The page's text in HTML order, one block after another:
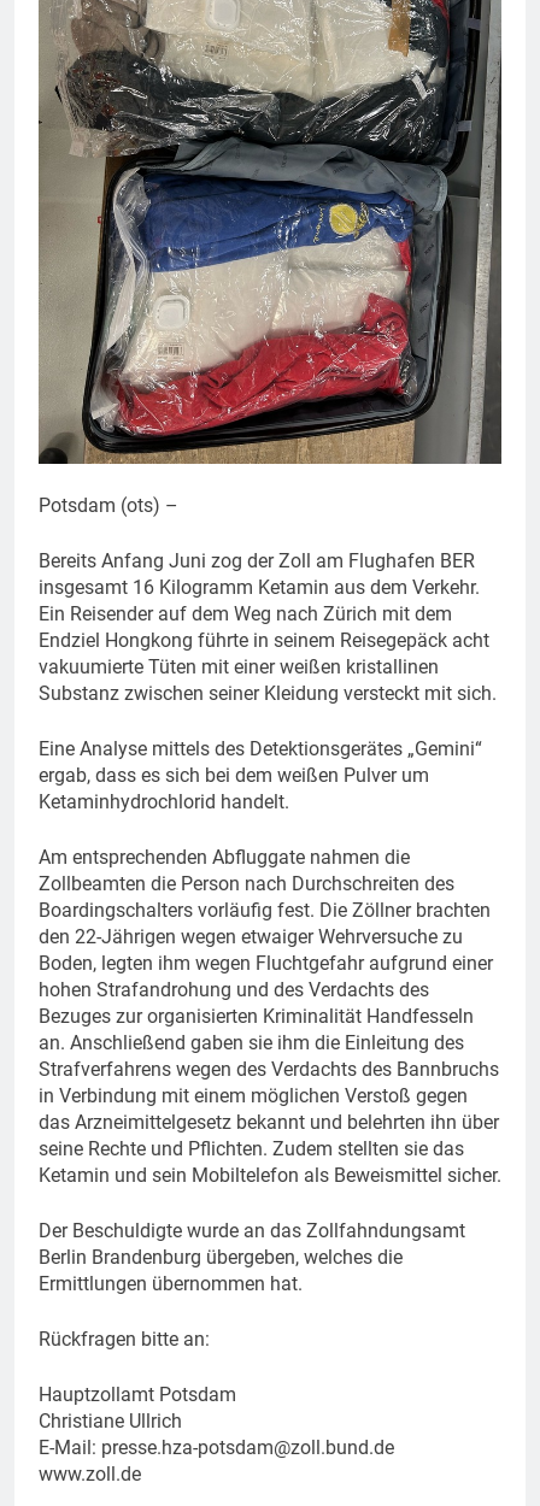
Potsdam (ots) –
Bereits Anfang Juni zog der Zoll am Flughafen BER
insgesamt 16 Kilogramm Ketamin aus dem Verkehr.
Ein Reisender auf dem Weg nach Zürich mit dem
Endziel Hongkong führte in seinem Reisegepäck acht
vakuumierte Tüten mit einer weißen kristallinen
Substanz zwischen seiner Kleidung versteckt mit sich.
Eine Analyse mittels des Detektionsgerätes „Gemini“
ergab, dass es sich bei dem weißen Pulver um
Ketaminhydrochlorid handelt.
Am entsprechenden Abfluggate nahmen die
Zollbeamten die Person nach Durchschreiten des
Boardingschalters vorläufig fest. Die Zöllner brachten
den 22-Jährigen wegen etwaiger Wehrversuche zu
Boden, legten ihm wegen Fluchtgefahr aufgrund einer
hohen Strafandrohung und des Verdachts des
Bezuges zur organisierten Kriminalität Handfesseln
an. Anschließend gaben sie ihm die Einleitung des
Strafverfahrens wegen des Verdachts des Bannbruchs
in Verbindung mit einem möglichen Verstoß gegen
das Arzneimittelgesetz bekannt und belehrten ihn über
seine Rechte und Pflichten. Zudem stellten sie das
Ketamin und sein Mobiltelefon als Beweismittel sicher.
Der Beschuldigte wurde an das Zollfahndungsamt
Berlin Brandenburg übergeben, welches die
Ermittlungen übernommen hat.
Rückfragen bitte an:
Hauptzollamt Potsdam
Christiane Ullrich
E-Mail: presse.hza-potsdam@zoll.bund.de
www.zoll.de